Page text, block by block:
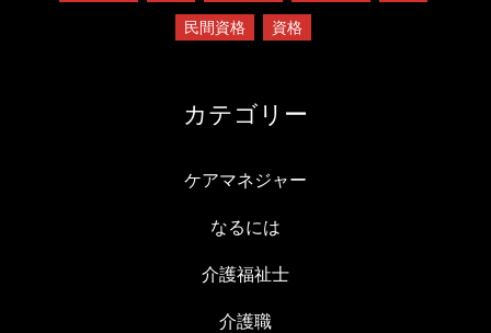
民間資格
資格
カテゴリー
ケアマネジャー
なるには
介護福祉士
介護職